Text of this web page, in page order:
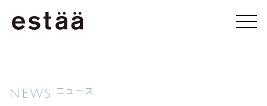
NEWS ニュース